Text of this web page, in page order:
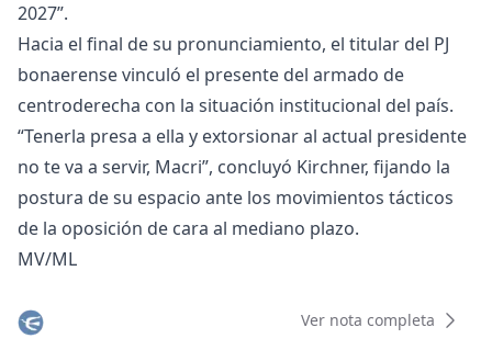
2027”.
Hacia el final de su pronunciamiento, el titular del PJ
bonaerense vinculó el presente del armado de
centroderecha con la situación institucional del país.
“Tenerla presa a ella y extorsionar al actual presidente
no te va a servir, Macri”, concluyó Kirchner, fijando la
postura de su espacio ante los movimientos tácticos
de la oposición de cara al mediano plazo.
MV/ML
Ver nota completa